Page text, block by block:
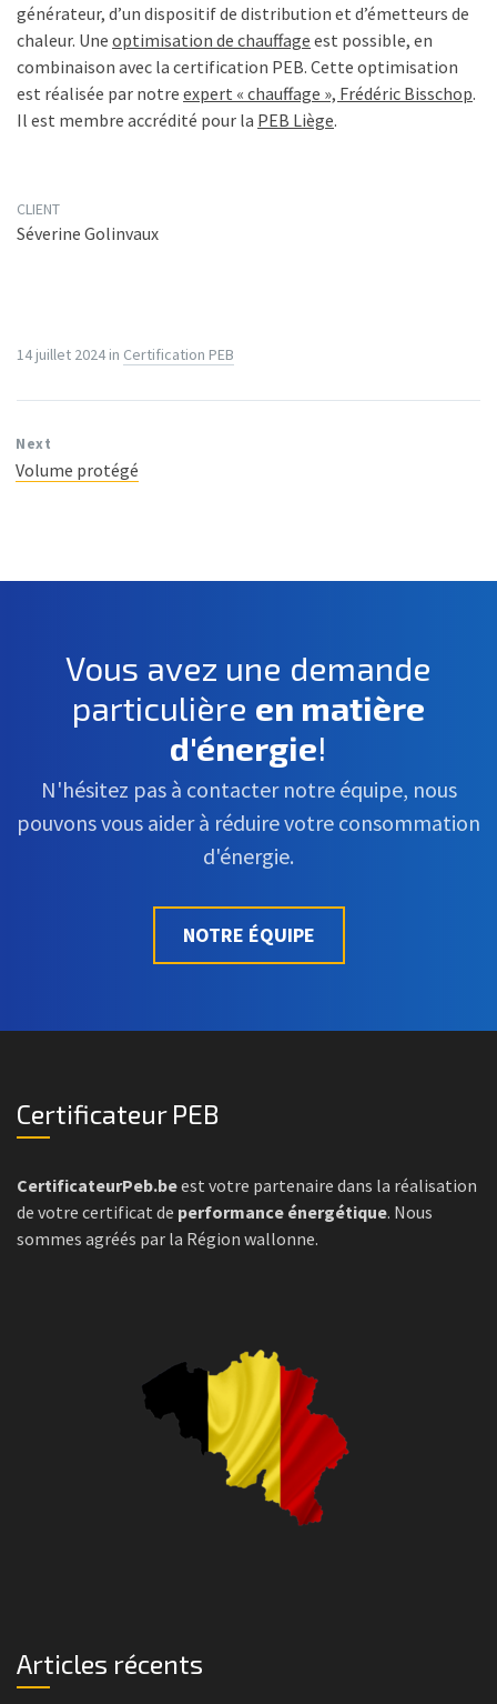
générateur, d’un dispositif de distribution et d’émetteurs de
chaleur. Une optimisation de chauffage est possible, en
combinaison avec la certification PEB. Cette optimisation
est réalisée par notre expert « chauffage », Frédéric Bisschop.
Il est membre accrédité pour la PEB Liège.
CLIENT
Séverine Golinvaux
14 juillet 2024in Certification PEB
Next
Volume protégé
Vous avez une demande
particulière en matière
d'énergie!
N'hésitez pas à contacter notre équipe, nous
pouvons vous aider à réduire votre consommation
d'énergie.
NOTRE ÉQUIPE
Certificateur PEB
CertificateurPeb.beest votre partenaire dans la réalisation
de votre certificat de performance énergétique. Nous
sommes agréés par la Région wallonne.
Articles récents